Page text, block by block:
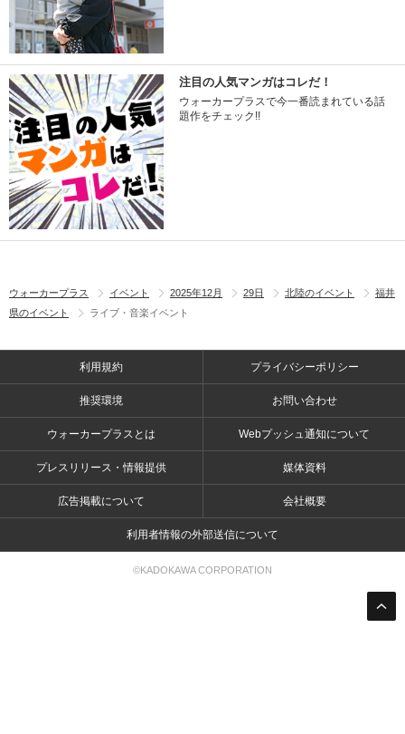
注目の人気マンガはコレだ！
ウォーカープラスで今一番読まれている話
題作をチェック!!
ウォーカープラス イベント 2025年12月 29日 北陸のイベント
福井
県のイベント
ライブ・音楽イベント
利用規約 プライバシーポリシー
推奨環境 お問い合わせ
ウォーカープラスとは Webプッシュ通知について
プレスリリース・情報提供 媒体資料
広告掲載について 会社概要
利用者情報の外部送信について
©KADOKAWA CORPORATION